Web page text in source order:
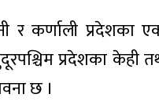
र कर्णाली प्रदेशका
प्रदेशका केही
छ ।